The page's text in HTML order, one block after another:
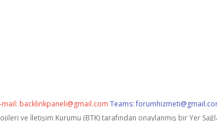
mail: backlinkpaneli@gmail.com Teams:
ve İletişim Kurumu (BTK) tarafından onaylanmış bir Yer